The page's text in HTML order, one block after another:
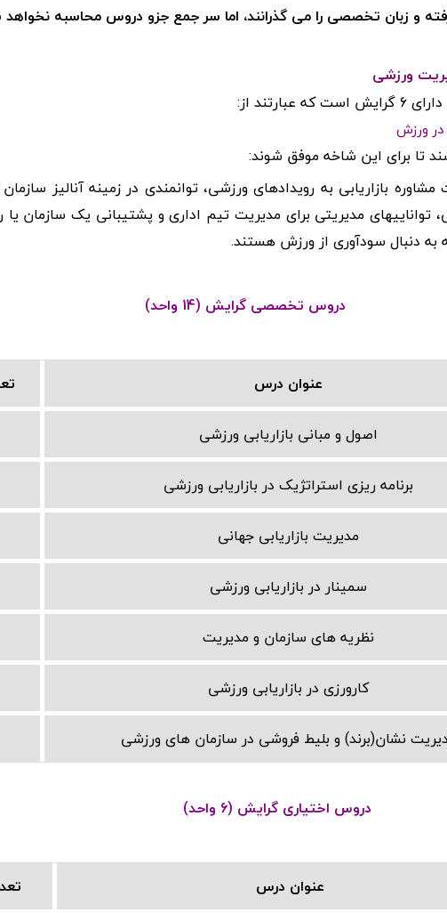
و زبان تخصصی را می گذرانند، اما سر جمع جزو دروس محاسبه
ورزشی
از:
در ورزش
تا برای این شاخه موفق شوند:
بازاریابی به رویدادهای ورزشی، توانمندی در زمینه آنالیز سازمان
مدیریتی برای مدیریت تیم اداری و پشتیبانی یک سازمان یا
به دنبال سودآوری از ورزش هستند.
دروس تخصصی گرایش (14 واحد)
عنوان درس
اصول و مبانی بازاریابی ورزشی
برنامه ریزی استراتژیک در بازاریابی ورزشی
مدیریت بازاریابی جهانی
سمینار در بازاریابی ورزشی
نظریه های سازمان و مدیریت
کارورزی در بازاریابی ورزشی
نشان(برند) و بلیط فروشی در سازمان های ورزشی
دروس اختیاری گرایش (6 واحد)
عنوان درس